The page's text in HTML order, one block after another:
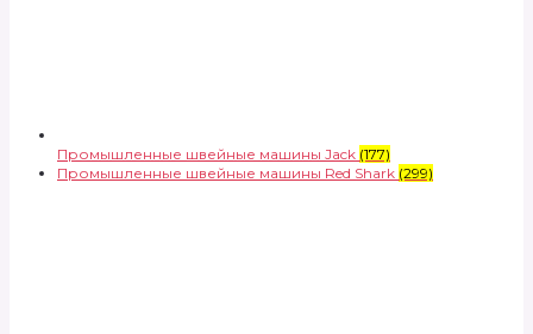
Промышленные швейные машины Jack (177)
Промышленные швейные машины Red Shark (299)